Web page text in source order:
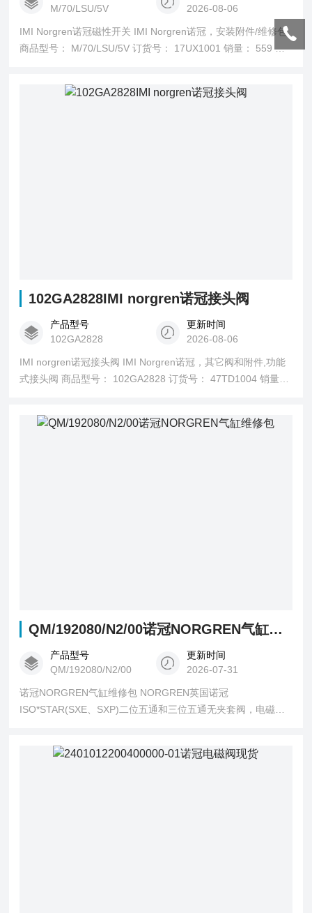
M/70/LSU/5V
2026-08-06
IMI Norgren诺冠磁性开关 IMI Norgren诺冠，安装附件/维修包
商品型号： M/70/LSU/5V 订货号： 17UX1001 销量： 559 销
102GA2828IMI norgren诺冠接头阀
产品型号
102GA2828
更新时间
2026-08-06
IMI norgren诺冠接头阀 IMI Norgren诺冠，其它阀和附件,功能
式接头阀 商品型号： 102GA2828 订货号： 47TD1004 销量：
QM/192080/N2/00诺冠NORGREN气缸维修包
产品型号
QM/192080/N2/00
更新时间
2026-07-31
诺冠NORGREN气缸维修包 NORGREN英国诺冠
ISO*STAR(SXE、SXP)二位五通和三位五通无夹套阀，电磁和